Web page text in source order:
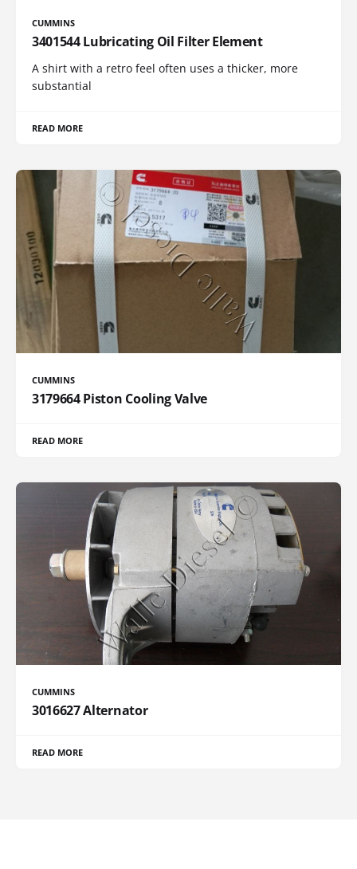
CUMMINS
3401544 Lubricating Oil Filter Element
A shirt with a retro feel often uses a thicker, more
substantial
READ MORE
CUMMINS
3179664 Piston Cooling Valve
READ MORE
CUMMINS
3016627 Alternator
READ MORE